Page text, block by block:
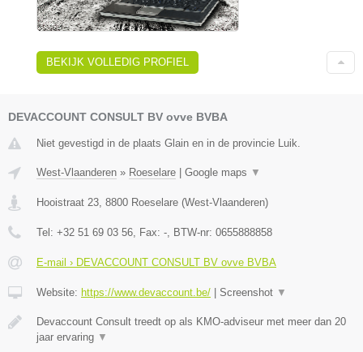
BEKIJK VOLLEDIG PROFIEL
DEVACCOUNT CONSULT BV ovve BVBA
Niet gevestigd in de plaats Glain en in de provincie Luik.
West-Vlaanderen » Roeselare | Google maps ▼
Hooistraat 23 8800 Roeselare (West-Vlaanderen)
Tel: +32 51 69 03 56 , Fax: - , BTW-nr: 0655888858
E-mail › DEVACCOUNT CONSULT BV ovve BVBA
Website: https://www.devaccount.be/ | Screenshot ▼
Devaccount Consult treedt op als KMO-adviseur met meer dan 20
jaar ervaring ▼